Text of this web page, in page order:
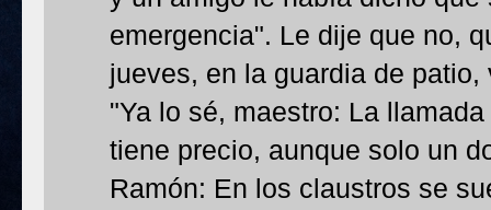
emergencia". Le dije que no,
jueves, en la guardia de
"Ya lo sé, maestro: La
tiene precio, aunque solo un
Ramón: En los claustros se